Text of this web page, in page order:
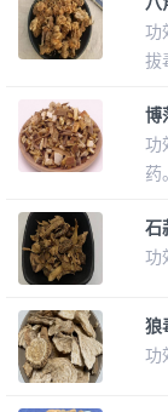
功
拔
博
功
药。
石
功
狼
功